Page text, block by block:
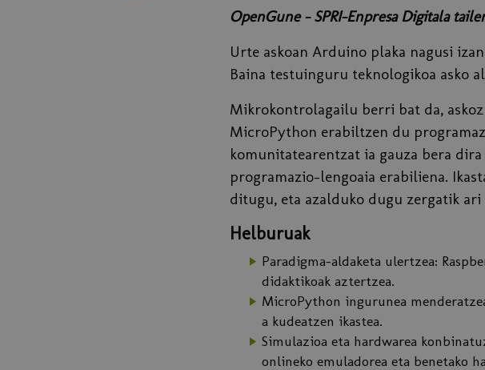
OpenGune - SPRI-Enpresa Digitala
Urte askoan Arduino plaka nagusi
Baina testuinguru teknologikoa asko
Mikrokontrolagailu berri bat da,
MicroPython erabiltzen du
komunitatearentzat ia gauza bera
programazio-lengoaia erabiliena.
ditugu, eta azalduko dugu zergatik
Helburuak
Paradigma-aldaketa ulertzea:
didaktikoak aztertzea.
MicroPython ingurunea
a kudeatzen ikastea.
Simulazioa eta hardwarea
onlineko emuladorea eta benetako